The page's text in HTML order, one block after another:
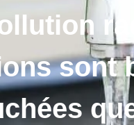
sont